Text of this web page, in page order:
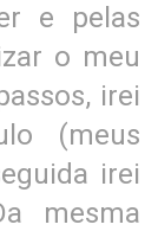
e pelas
o meu
irei
(meus
irei
mesma